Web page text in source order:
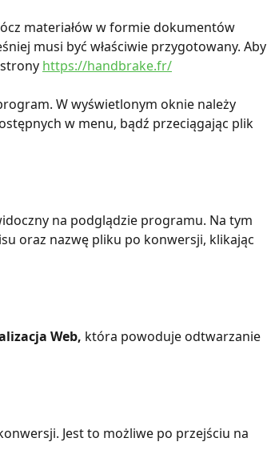
materiałów w formie dokumentów
musi być właściwie przygotowany. Aby
https://handbrake.fr/
W wyświetlonym oknie należy
w menu, bądź przeciągając plik
na podglądzie programu. Na tym
oraz nazwę pliku po konwersji, klikając
Web, która powoduje odtwarzanie